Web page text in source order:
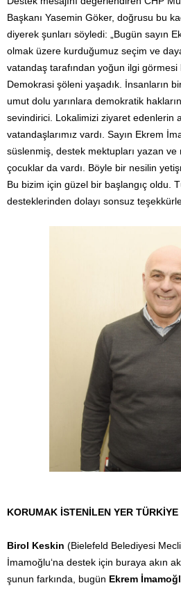
Başkanı Yasemin Göker, doğrusu bu
diyerek şunları söyledi: „Bugün sayın
olmak üzere kurduğumuz seçim ve
vatandaş tarafından yoğun ilgi
Demokrasi şöleni yaşadık. İnsanların
umut dolu yarınlara demokratik
sevindirici. Lokalimizi ziyaret edenlerin
vatandaşlarımız vardı. Sayın Ekrem
süslenmiş, destek mektupları yazan
çocuklar da vardı. Böyle bir nesilin
Bu bizim için güzel bir başlangıç oldu.
desteklerinden dolayı sonsuz
KORUMAK İSTENİLEN YER TÜRKİYE
Birol Keskin (Bielefeld Belediyesi
İmamoğlu‘na destek için buraya akın
şunun farkında, bugün Ekrem